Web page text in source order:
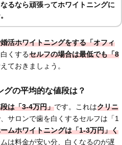
るなら頑張ってホワイトニングに
活ホワイトニングをする「オフィ
くするセルフの場合は最低でも「8
ておきましょう。
グの平均的な値段は？
は「3-4万円」です。これはクリニ
サロンで歯を白くするセルフは「1
ムホワイトニングは「1-3万円」く
は料金が安い分、白くなるのが遅